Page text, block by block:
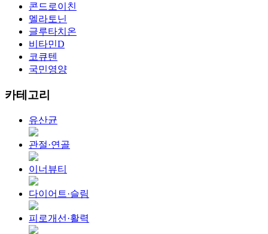
콘드로이친
멜라토닌
글루타치온
비타민D
코큐텐
국민영양
카테고리
유산균
관절·연골
이너뷰티
다이어트·슬림
피로개선·활력